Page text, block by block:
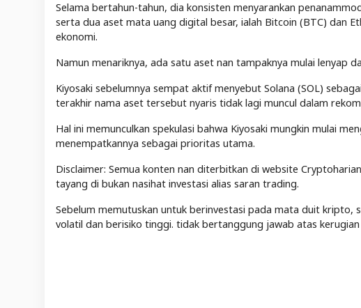
Selama bertahun-tahun, dia konsisten menyarankan
serta dua aset mata uang digital besar, ialah Bitcoin (BTC) dan
ekonomi.
Namun menariknya, ada satu aset nan tampaknya mulai lenyap
Kiyosaki sebelumnya sempat aktif menyebut Solana (SOL)
terakhir nama aset tersebut nyaris tidak lagi muncul dalam
Hal ini memunculkan spekulasi bahwa Kiyosaki mungkin mulai
menempatkannya sebagai prioritas utama.
Disclaimer: Semua konten nan diterbitkan di website
tayang di bukan nasihat investasi alias saran trading.
Sebelum memutuskan untuk berinvestasi pada mata duit kripto,
volatil dan berisiko tinggi. tidak bertanggung jawab atas